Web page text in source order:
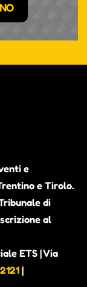
e
e Tirolo.
di
al
ETS | Via
|